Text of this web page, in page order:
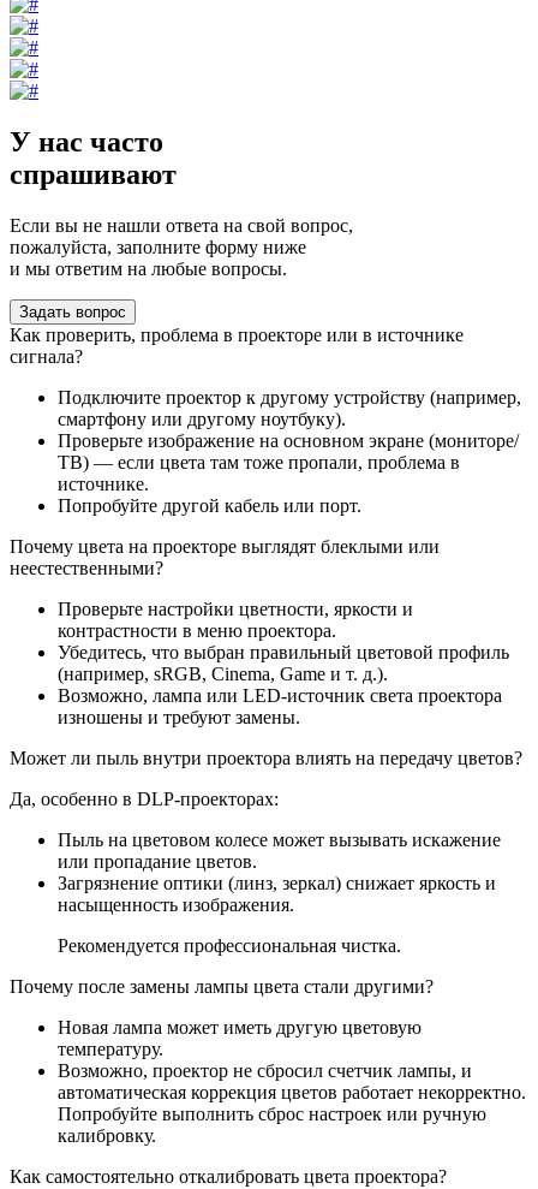
У нас часто
спрашивают
Если вы не нашли ответа на свой вопрос,
пожалуйста, заполните форму ниже
и мы ответим на любые вопросы.
Задать вопрос
Как проверить, проблема в проекторе или в источнике
сигнала?
Подключите проектор к другому устройству (например,
смартфону или другому ноутбуку).
Проверьте изображение на основном экране (мониторе/
ТВ) — если цвета там тоже пропали, проблема в
источнике.
Попробуйте другой кабель или порт.
Почему цвета на проекторе выглядят блеклыми или
неестественными?
Проверьте настройки цветности, яркости и
контрастности в меню проектора.
Убедитесь, что выбран правильный цветовой профиль
(например, sRGB, Cinema, Game и т. д.).
Возможно, лампа или LED-источник света проектора
изношены и требуют замены.
Может ли пыль внутри проектора влиять на передачу цветов?
Да, особенно в DLP-проекторах:
Пыль на цветовом колесе может вызывать искажение
или пропадание цветов.
Загрязнение оптики (линз, зеркал) снижает яркость и
насыщенность изображения.
Рекомендуется профессиональная чистка.
Почему после замены лампы цвета стали другими?
Новая лампа может иметь другую цветовую
температуру.
Возможно, проектор не сбросил счетчик лампы, и
автоматическая коррекция цветов работает некорректно.
Попробуйте выполнить сброс настроек или ручную
калибровку.
Как самостоятельно откалибровать цвета проектора?